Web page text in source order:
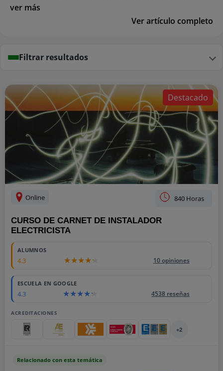
ver más
Ver artículo completo
Filtrar resultados
Destacado
Online 840 Horas
CURSO DE CARNET DE INSTALADOR
ELECTRICISTA
ALUMNOS
4.3 10 opiniones
ESCUELA EN GOOGLE
4.3 4538 reseñas
ACREDITACIONES
+2
Relacionado con esta temática